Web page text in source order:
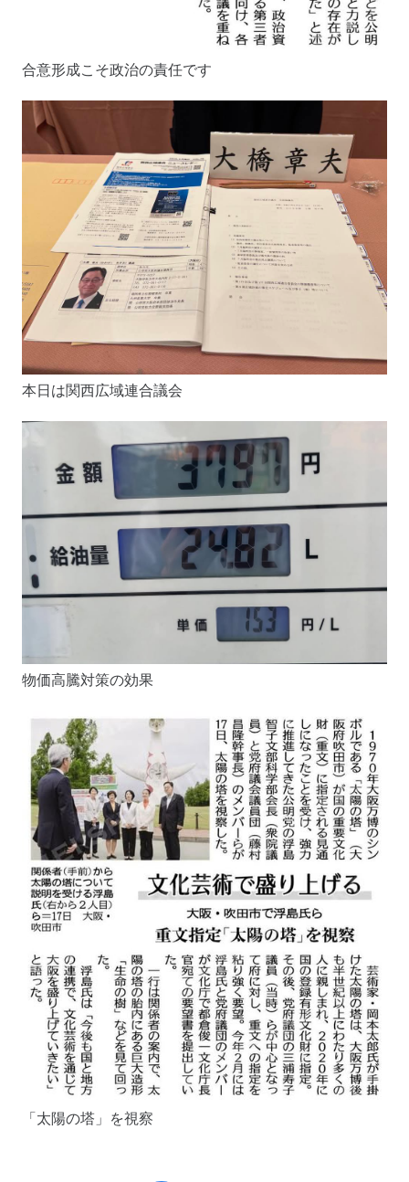
合意形成こそ政治の責任です
本日は関西広域連合議会
物価高騰対策の効果
「太陽の塔」を視察